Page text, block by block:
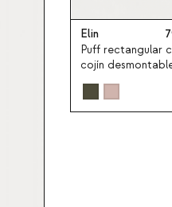
Elin
Puff rectangular
cojín
tela Elin